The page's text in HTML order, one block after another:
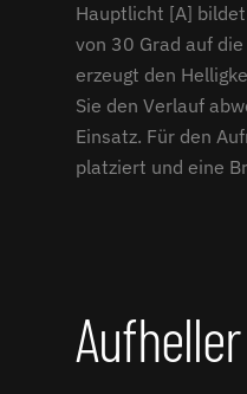
Hauptlicht [A]
von 30 Grad auf
erzeugt den
Sie den Verlauf
Einsatz. Für den
platziert und eine
Aufheller